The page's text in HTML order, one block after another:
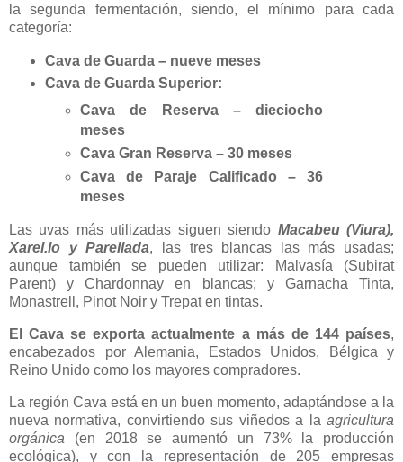
la segunda fermentación, siendo, el mínimo para cada
categoría:
Cava de Guarda – nueve meses
Cava de Guarda Superior:
Cava de Reserva – dieciocho
meses
Cava Gran Reserva – 30 meses
Cava de Paraje Calificado – 36
meses
Las uvas más utilizadas siguen siendo Macabeu (Viura),
Xarel.lo y Parellada, las tres blancas las más usadas;
aunque también se pueden utilizar: Malvasía (Subirat
Parent) y Chardonnay en blancas; y Garnacha Tinta,
Monastrell, Pinot Noir y Trepat en tintas.
El Cava se exporta actualmente a más de 144 países,
encabezados por Alemania, Estados Unidos, Bélgica y
Reino Unido como los mayores compradores.
La región Cava está en un buen momento, adaptándose a la
nueva normativa, convirtiendo sus viñedos a la agricultura
orgánica (en 2018 se aumentó un 73% la producción
ecológica), y con la representación de 205 empresas